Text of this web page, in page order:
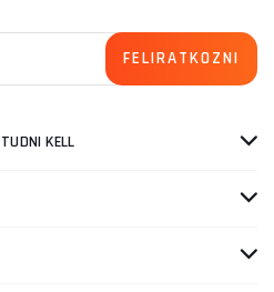
KELL